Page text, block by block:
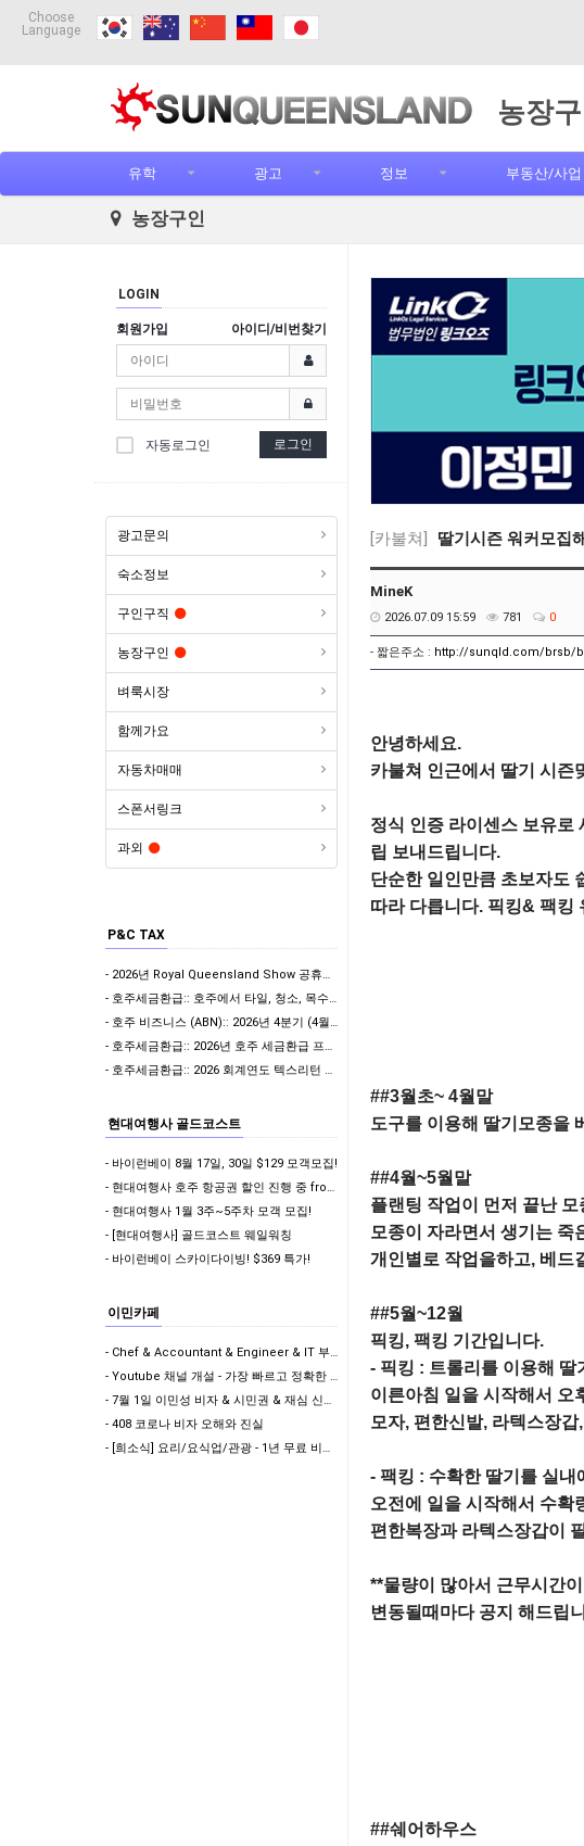
Choose
Language
농장
유학 광고 정보 부동산/사업
농장구인
LOGIN
회원가입 아이디/비번찾기
자동로그인 로그인
광고문의
숙소정보
구인구직
농장구인
벼룩시장
함께가요
자동차매매
스폰서링크
과외
P&C TAX
- 2026년 Royal Queensland Show 공휴일 휴무 안내
- 호주세금환급:: 호주에서 타일, 청소, 목수로 일하신다면? 절세할 수 있는 방법을 알고 계…
- 호주 비즈니스 (ABN):: 2026년 4분기 (4월-6월) ABN 사업자 GST/BAS …
- 호주세금환급:: 2026년 호주 세금환급 프로모션 안내
- 호주세금환급:: 2026 회계연도 텍스리턴 시즌 개막 임박! 7월 텍스리턴 전 필수 체크:…
현대여행사 골드코스트
- 바이런베이 8월 17일, 30일 $129 모객모집!
- 현대여행사 호주 항공권 할인 진행 중 from $11xx ~
- 현대여행사 1월 3주~5주차 모객 모집!
- [현대여행사] 골드코스트 웨일워칭
- 바이런베이 스카이다이빙! $369 특가!
이민카페
- Chef & Accountant & Engineer & IT 부족직업군에 포함! 드디어!!
- Youtube 채널 개설 - 가장 빠르고 정확한 이민 뉴스 받아보기
- 7월 1일 이민성 비자 & 시민권 & 재심 신청비 인상
- 408 코로나 비자 오해와 진실
- [희소식] 요리/요식업/관광 - 1년 무료 비자 & 학생비자 풀타임 가능!
[카불쳐] 딸기시즌 워커모집
MineK
2026.07.09 15:59 781 0
- 짧은주소 : http://sunqld.com/brsb/
안녕하세요.
카불쳐 인근에서 딸기 시즌
정식 인증 라이센스 보유로
립 보내드립니다.
단순한 일인만큼 초보자도
따라 다릅니다. 픽킹& 팩킹
##3월초~ 4월말
도구를 이용해 딸기모종을
##4월~5월말
플랜팅 작업이 먼저 끝난
모종이 자라면서 생기는 죽
개인별로 작업을하고, 베드
##5월~12월
픽킹, 팩킹 기간입니다.
- 픽킹 : 트롤리를 이용해
이른아침 일을 시작해서 오
모자, 편한신발, 라텍스장
- 팩킹 : 수확한 딸기를 실
오전에 일을 시작해서 수확
편한복장과 라텍스장갑이
**물량이 많아서 근무시간
변동될때마다 공지 해드립
##쉐어하우스